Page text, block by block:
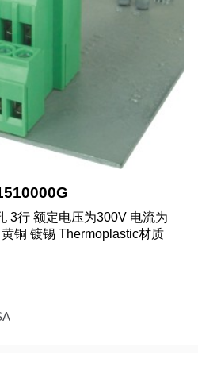
3行 额定电压为300V 电流为
铜 镀锡 Thermoplastic材质